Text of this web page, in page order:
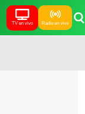
TV en vivo Radio en vivo